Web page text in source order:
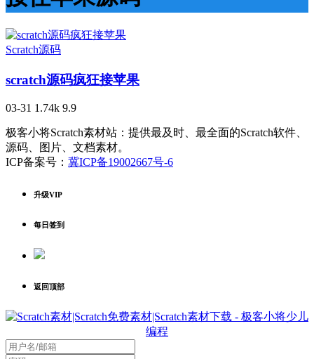
Scratch源码
scratch源码疯狂接苹果
03-31 1.74k 9.9
极客小将Scratch素材站：提供最及时、最全面的Scratch软件、
源码、图片、文档素材。
ICP备案号： 冀ICP备19002667号-6
升级VIP
每日签到
返回顶部